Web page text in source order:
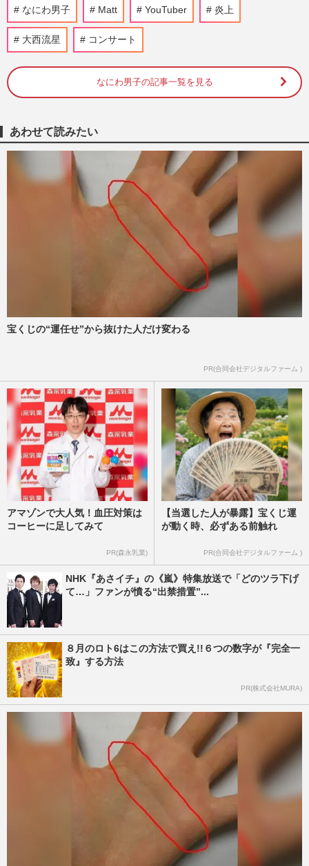
Matt、肩にヒアルロン酸注入を報告で「ま
るで彫刻みたい」ファンも脱帽した“美”を
追求する姿勢
週刊女性PRIME
Matt、母との“親子ショット”が話題「むし
ろ父親似」独特ビジュアルへの指摘も「お
週刊女性PRIME
美肌のカリスマ『シートマスク』愛用芸能
人たちが実践する最強活用法、皮膚科専門
医が解説する「効果半減NG…
週刊女性2024年4月23日号 2024/4/16
大谷翔平や“推しアイドル”をアメリカ風卒
業アルバムにAI加工する『AIイヤーブッ
ク』がSNSで話題も、勝手…
2023/10/10
「鼻がっつり整形してます」Mattがまさか
なにわ男子 Matt YouTuber 炎上
大西流星 コンサート
なにわ男子の記事一覧を見る
あわせて読みたい
宝くじの“運任せ”から抜けた人だけ変わる
PR(合同会社デジタルファーム )
アマゾンで大人気！血圧対策は
コーヒーに足してみて
PR(森永乳業)
【当選した人が暴露】宝くじ運
が動く時、必ずある前触れ
PR(合同会社デジタルファーム )
NHK『あさイチ』の《嵐》特集放送で「どのツラ下げ
て…」ファンが憤る“出禁措置”...
８月のロト6はこの方法で買え!!６つの数字が『完全一
致』する方法
PR(株式会社MURA)